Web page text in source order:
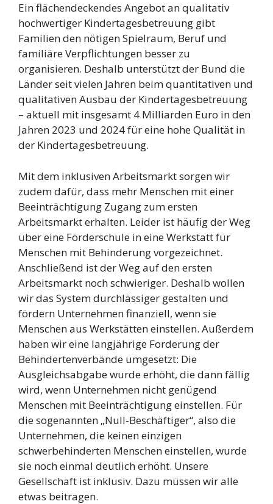
Ein flächendeckendes Angebot an qualitativ
hochwertiger Kindertagesbetreuung gibt
Familien den nötigen Spielraum, Beruf und
familiäre Verpflichtungen besser zu
organisieren. Deshalb unterstützt der Bund die
Länder seit vielen Jahren beim quantitativen und
qualitativen Ausbau der Kindertagesbetreuung
– aktuell mit insgesamt 4 Milliarden Euro in den
Jahren 2023 und 2024 für eine hohe Qualität in
der Kindertagesbetreuung.
Mit dem inklusiven Arbeitsmarkt sorgen wir
zudem dafür, dass mehr Menschen mit einer
Beeinträchtigung Zugang zum ersten
Arbeitsmarkt erhalten. Leider ist häufig der Weg
über eine Förderschule in eine Werkstatt für
Menschen mit Behinderung vorgezeichnet.
Anschließend ist der Weg auf den ersten
Arbeitsmarkt noch schwieriger. Deshalb wollen
wir das System durchlässiger gestalten und
fördern Unternehmen finanziell, wenn sie
Menschen aus Werkstätten einstellen. Außerdem
haben wir eine langjährige Forderung der
Behindertenverbände umgesetzt: Die
Ausgleichsabgabe wurde erhöht, die dann fällig
wird, wenn Unternehmen nicht genügend
Menschen mit Beeinträchtigung einstellen. Für
die sogenannten „Null-Beschäftiger“, also die
Unternehmen, die keinen einzigen
schwerbehinderten Menschen einstellen, wurde
sie noch einmal deutlich erhöht. Unsere
Gesellschaft ist inklusiv. Dazu müssen wir alle
etwas beitragen.